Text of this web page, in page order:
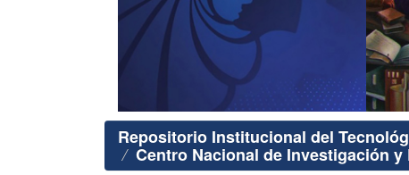
Repositorio Institucional del
Centro Nacional de Investigación